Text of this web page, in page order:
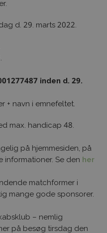
d. 29. marts 2022.
inden d. 29.
+ navn i emnefeltet.
max. handicap 48.
på hjemmesiden, på
informationer. Se den her
matchformer i
mange gode sponsorer.
– nemlig
på besøg tirsdag den